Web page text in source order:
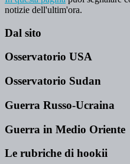
notizie dell'ultim'ora.
Dal sito
Osservatorio USA
Osservatorio Sudan
Guerra Russo-Ucraina
Guerra in Medio Oriente
Le rubriche di hookii